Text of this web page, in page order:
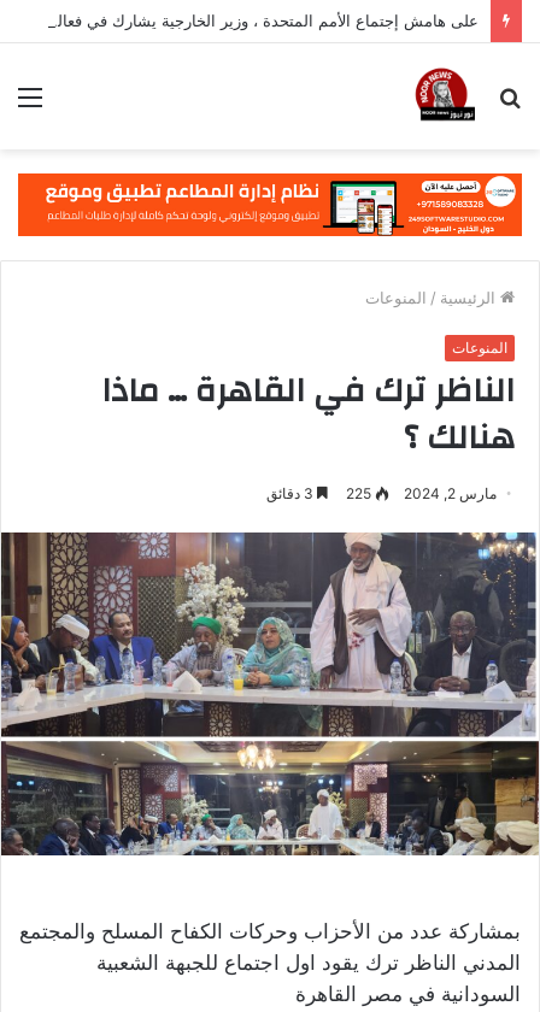
على هامش إجتماع الأمم المتحدة ، وزير الخارجية يشارك في فعالية مهمة في نيويورك
بحث
الرئيسية / المنوعات
المنوعات
الناظر ترك في القاهرة … ماذا
هنالك ؟
مارس 2, 2024 225
بمشاركة عدد من الأحزاب وحركات الكفاح المسلح والمجتمع
المدني الناظر ترك يقود اول اجتماع للجبهة الشعبية
السودانية في مصر القاهرة